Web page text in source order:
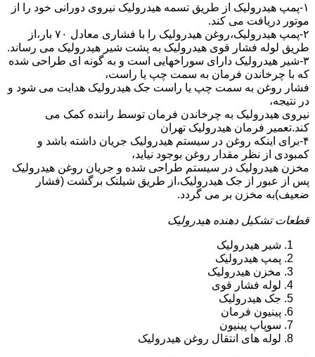
۱-پمپ هیدرولیک از طریق تسمه هیدرولیک نیروی دورانی خود را از
موتور دریافت می کند.
۲-پمپ هیدرولیک،روغن هیدرولیک را با فشاری معادل ۷۰ بار،از
طریق لوله فشار قوی هیدرولیک به پشت شیر هیدرولیک می رساند.
۳-شیر هیدرولیک دارای سوراخهایی است و به گونه ای طراحی شده
که با چرخاندن فرمان به سمت چپ یا راست،
فشار روغن به سمت چپ یا راست جک هیدرولیک هدایت می شود و
در نتیجه،
نیروی هیدرولیک به چرخاندن فرمان توسط راننده کمک می
کند.تعمیر فرمان هیدرولیک تهران
۴-برای اینکه روغن در سیستم هیدرولیک جریان داشته باشد و
کمبودی از نظر مقدار روغن بوجود نیاید،
مخزن هیدرولیک در سیستم طراحی شده و جریان روغن هیدرولیک
پس از عبور از جک هیدرولیک،از طریق شیلنک برگشت (فشار
ضعیف)به مخزن بر می گردد.
قطعات تشکیل دهنده هیدرولیک
شیر هیدرولیک
پمپ هیدرولیک
مخزن هیدرولیک
لوله فشار قوی
جک هیدرولیک
پینیون فرمان
سوپاپ پینیون
لوله های انتقال روغن هیدرولیک